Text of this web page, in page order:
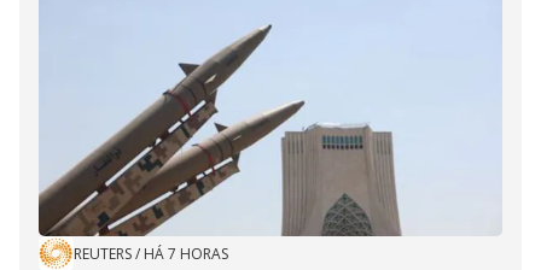
REUTERS/ HÁ 7 HORAS